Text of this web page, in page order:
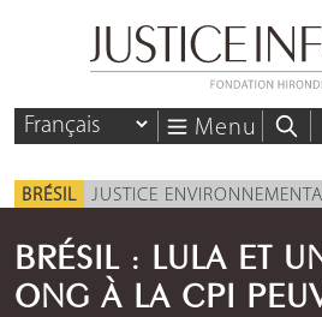
Menu
BRÉSIL JUSTICE
BRÉSIL : LULA ET
ONG À LA CPI